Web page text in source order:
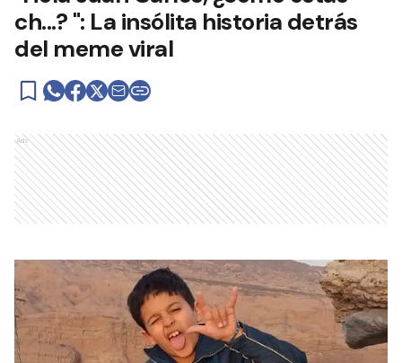
ch...? ": La insólita historia detrás
del meme viral
Ads